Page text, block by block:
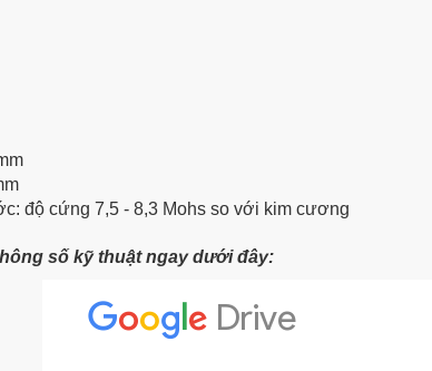
độ cứng 7,5 - 8,3 Mohs so với kim cương
số kỹ thuật ngay dưới đây: